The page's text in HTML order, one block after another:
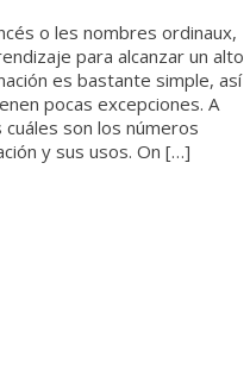
o les nombres ordinaux,
para alcanzar un alto
es bastante simple, así
pocas excepciones. A
son los números
y sus usos. On […]